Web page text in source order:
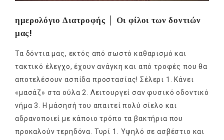
ημερολόγιο Διατροφής │ Οι φίλοι των δοντιών
μας!
Τα δόντια μας, εκτός από σωστό καθαρισμό και
τακτικό έλεγχο, έχουν ανάγκη και από τροφές που θα
αποτελέσουν ασπίδα προστασίας! Σέλερι 1. Κάνει
«μασάζ» στα ούλα 2. Λειτουργεί σαν φυσικό οδοντικό
νήμα 3. Η μάσησή του απαιτεί πολύ σίελο και
αδρανοποιεί με κάποιο τρόπο τα βακτήρια που
προκαλούν τερηδόνα. Τυρί 1. Υψηλό σε ασβέστιο και